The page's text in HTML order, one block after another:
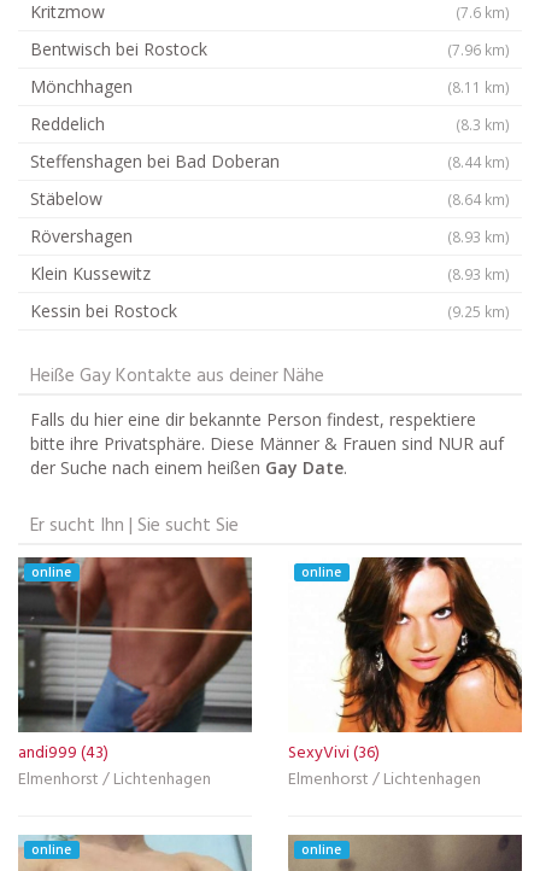
Kritzmow (7.6 km)
Bentwisch bei Rostock (7.96 km)
Mönchhagen (8.11 km)
Reddelich (8.3 km)
Steffenshagen bei Bad Doberan (8.44 km)
Stäbelow (8.64 km)
Rövershagen (8.93 km)
Klein Kussewitz (8.93 km)
Kessin bei Rostock (9.25 km)
Heiße Gay Kontakte aus deiner Nähe
Falls du hier eine dir bekannte Person findest, respektiere
bitte ihre Privatsphäre. Diese Männer & Frauen sind NUR auf
der Suche nach einem heißen Gay Date.
Er sucht Ihn | Sie sucht Sie
online
andi999 (43)
Elmenhorst / Lichtenhagen
online
SexyVivi (36)
Elmenhorst / Lichtenhagen
online online